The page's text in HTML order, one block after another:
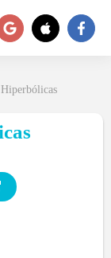
Hiperbólicas